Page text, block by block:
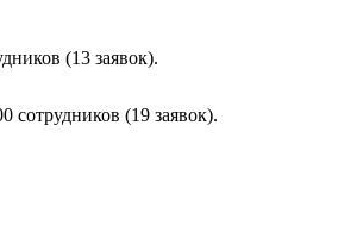
(13 заявок).
(19 заявок).